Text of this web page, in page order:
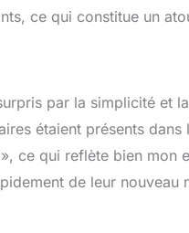
ce qui constitue un
par la simplicité et
étaient présents dans
ce qui reflète bien mon
de leur nouveau